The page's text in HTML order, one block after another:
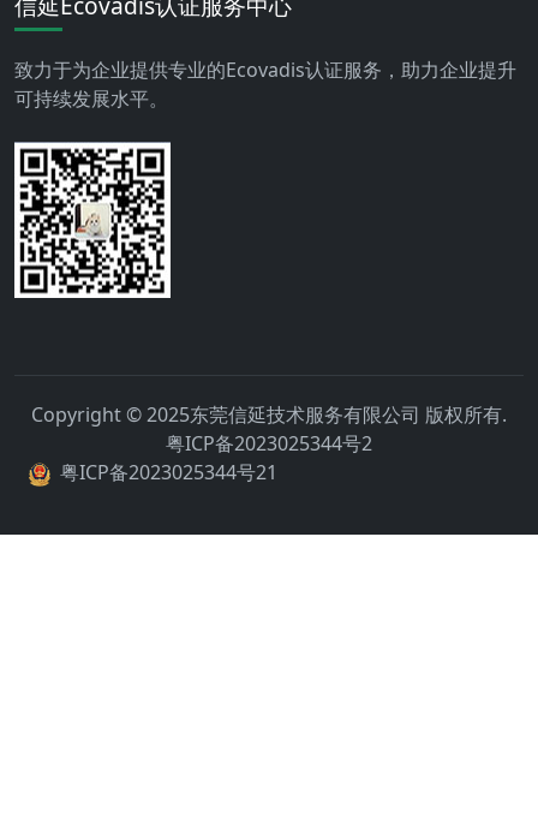
致力于为企业提供专业的Ecovadis认证服务，助力企业提升
可持续发展水平。
Copyright © 2025东莞信延技术服务有限公司 版权所有.
粤ICP备2023025344号2
粤ICP备2023025344号21